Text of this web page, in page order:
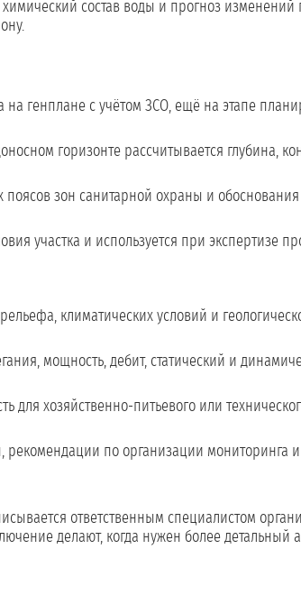
химический состав воды и прогноз изменений
на генплане с учётом ЗСО, ещё на этапе
горизонте рассчитывается глубина,
поясов зон санитарной охраны и
участка и используется при экспертизе
климатических условий и
мощность, дебит, статический и
для хозяйственно-питьевого или
по организации мониторинга
ответственным специалистом
делают, когда нужен более детальный